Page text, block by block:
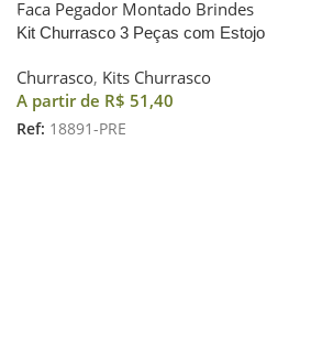
Kit Churrasco 3 Peças com Estojo
Churrasco, Kits Churrasco
A partir de R$ 51,40
Ref: 18891-PRE